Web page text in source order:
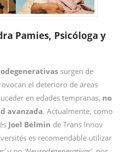
Pamies, Psicóloga y
surgen de
el deterioro de áreas
en edades tempranas, no
avanzada. Actualmente, como
Joel Belmin de Trans Innov
es recomendable utilizar